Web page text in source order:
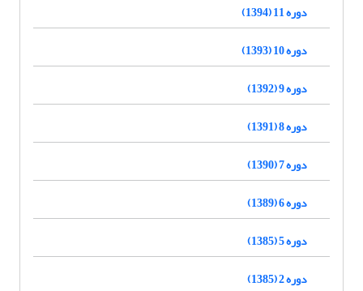
دوره 11 (1394)
دوره 10 (1393)
دوره 9 (1392)
دوره 8 (1391)
دوره 7 (1390)
دوره 6 (1389)
دوره 5 (1385)
دوره 2 (1385)